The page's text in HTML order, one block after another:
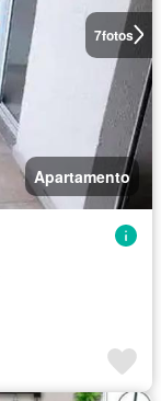
7fotos
Apartamento